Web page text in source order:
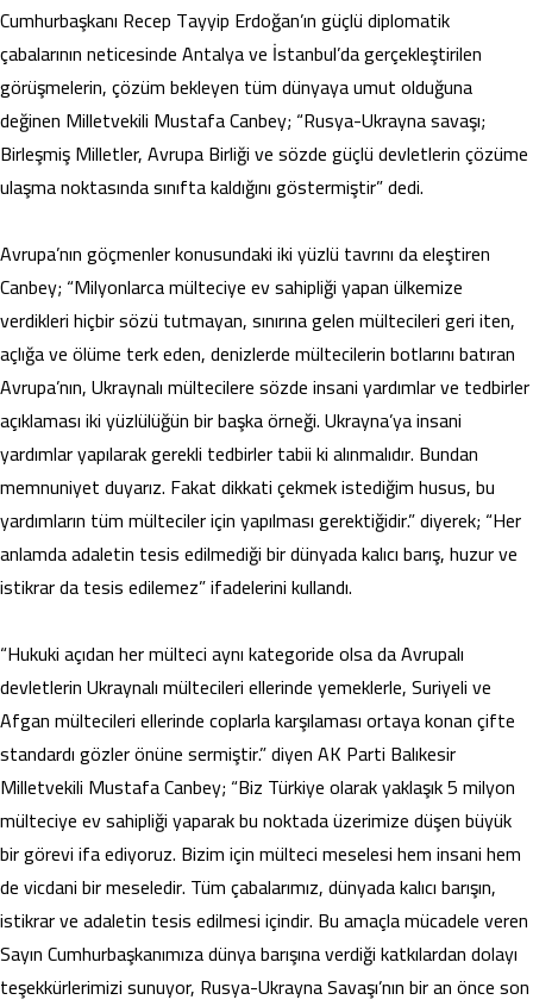
Cumhurbaşkanı Recep Tayyip Erdoğan’ın güçlü diplomatik
çabalarının neticesinde Antalya ve İstanbul’da gerçekleştirilen
görüşmelerin, çözüm bekleyen tüm dünyaya umut olduğuna
değinen Milletvekili Mustafa Canbey; “Rusya-Ukrayna savaşı;
Birleşmiş Milletler, Avrupa Birliği ve sözde güçlü devletlerin çözüme
ulaşma noktasında sınıfta kaldığını göstermiştir” dedi.
Avrupa’nın göçmenler konusundaki iki yüzlü tavrını da eleştiren
Canbey; “Milyonlarca mülteciye ev sahipliği yapan ülkemize
verdikleri hiçbir sözü tutmayan, sınırına gelen mültecileri geri iten,
açlığa ve ölüme terk eden, denizlerde mültecilerin botlarını batıran
Avrupa’nın, Ukraynalı mültecilere sözde insani yardımlar ve tedbirler
açıklaması iki yüzlülüğün bir başka örneği. Ukrayna’ya insani
yardımlar yapılarak gerekli tedbirler tabii ki alınmalıdır. Bundan
memnuniyet duyarız. Fakat dikkati çekmek istediğim husus, bu
yardımların tüm mülteciler için yapılması gerektiğidir.” diyerek; “Her
anlamda adaletin tesis edilmediği bir dünyada kalıcı barış, huzur ve
istikrar da tesis edilemez” ifadelerini kullandı.
“Hukuki açıdan her mülteci aynı kategoride olsa da Avrupalı
devletlerin Ukraynalı mültecileri ellerinde yemeklerle, Suriyeli ve
Afgan mültecileri ellerinde coplarla karşılaması ortaya konan çifte
standardı gözler önüne sermiştir.” diyen AK Parti Balıkesir
Milletvekili Mustafa Canbey; “Biz Türkiye olarak yaklaşık 5 milyon
mülteciye ev sahipliği yaparak bu noktada üzerimize düşen büyük
bir görevi ifa ediyoruz. Bizim için mülteci meselesi hem insani hem
de vicdani bir meseledir. Tüm çabalarımız, dünyada kalıcı barışın,
istikrar ve adaletin tesis edilmesi içindir. Bu amaçla mücadele veren
Sayın Cumhurbaşkanımıza dünya barışına verdiği katkılardan dolayı
teşekkürlerimizi sunuyor, Rusya-Ukrayna Savaşı’nın bir an önce son